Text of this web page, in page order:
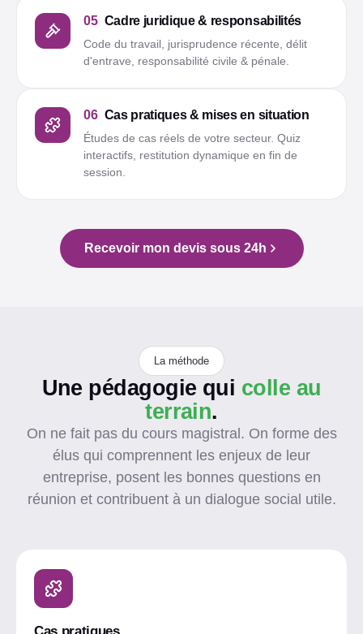
05 Cadre juridique & responsabilités
Code du travail, jurisprudence récente, délit
d'entrave, responsabilité civile & pénale.
06 Cas pratiques & mises en situation
Études de cas réels de votre secteur. Quiz
interactifs, restitution dynamique en fin de
session.
Recevoir mon devis sous 24h
La méthode
Une pédagogie qui colle au
terrain.
On ne fait pas du cours magistral. On forme des
élus qui comprennent les enjeux de leur
entreprise, posent les bonnes questions en
réunion et contribuent à un dialogue social utile.